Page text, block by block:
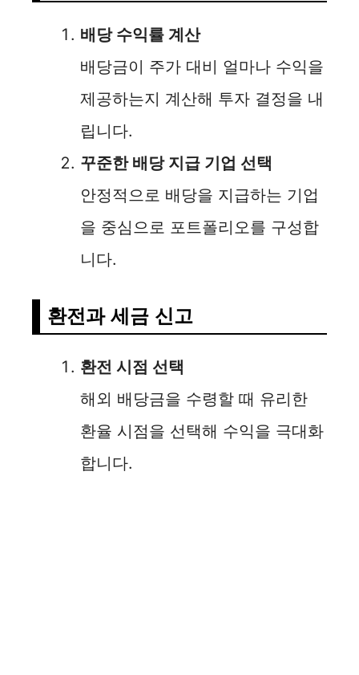
배당 수익률 계산
배당금이 주가 대비 얼마나 수익을
제공하는지 계산해 투자 결정을 내
립니다.
꾸준한 배당 지급 기업 선택
안정적으로 배당을 지급하는 기업
을 중심으로 포트폴리오를 구성합
니다.
환전과 세금 신고
환전 시점 선택
해외 배당금을 수령할 때 유리한
환율 시점을 선택해 수익을 극대화
합니다.